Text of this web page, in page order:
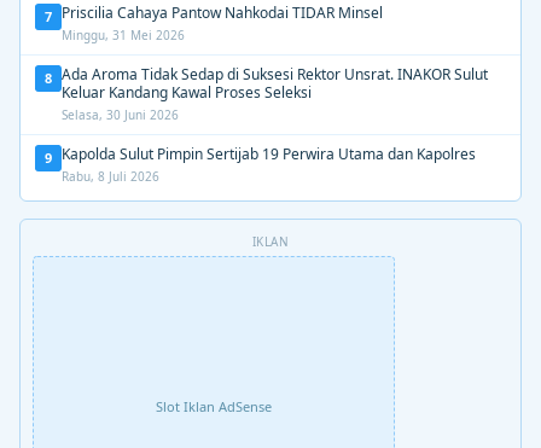
7 Priscilia Cahaya Pantow Nahkodai TIDAR Minsel
Minggu, 31 Mei 2026
8 Ada Aroma Tidak Sedap di Suksesi Rektor Unsrat. INAKOR Sulut
Keluar Kandang Kawal Proses Seleksi
Selasa, 30 Juni 2026
9 Kapolda Sulut Pimpin Sertijab 19 Perwira Utama dan Kapolres
Rabu, 8 Juli 2026
IKLAN
Slot Iklan AdSense